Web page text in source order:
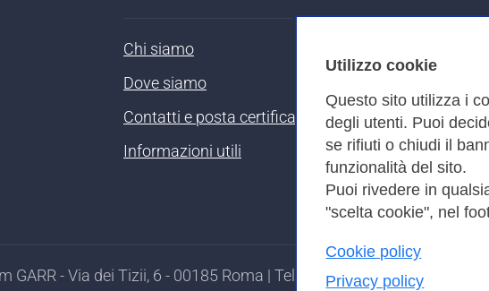
Utilizzo cookie
Questo sito utilizza i
degli utenti. Puoi
se rifiuti o chiudi il
funzionalità del sito.
Puoi rivedere in
"scelta cookie", nel
Cookie policy
Privacy policy
Chi siamo
Dove siamo
Contatti e posta certificata
Informazioni utili
GARR - Via dei Tizii, 6 - 00185 Roma | Tel. 0649622000 - Fax